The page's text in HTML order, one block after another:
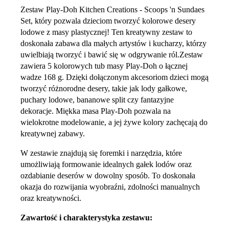
Zestaw Play-Doh Kitchen Creations - Scoops 'n Sundaes
Set, który pozwala dzieciom tworzyć kolorowe desery
lodowe z masy plastycznej! Ten kreatywny zestaw to
doskonała zabawa dla małych artystów i kucharzy, którzy
uwielbiają tworzyć i bawić się w odgrywanie ról.Zestaw
zawiera 5 kolorowych tub masy Play-Doh o łącznej
wadze 168 g. Dzięki dołączonym akcesoriom dzieci mogą
tworzyć różnorodne desery, takie jak lody gałkowe,
puchary lodowe, bananowe split czy fantazyjne
dekoracje. Miękka masa Play-Doh pozwala na
wielokrotne modelowanie, a jej żywe kolory zachęcają do
kreatywnej zabawy.
W zestawie znajdują się foremki i narzędzia, które
umożliwiają formowanie idealnych gałek lodów oraz
ozdabianie deserów w dowolny sposób. To doskonała
okazja do rozwijania wyobraźni, zdolności manualnych
oraz kreatywności.
Zawartość i charakterystyka zestawu: